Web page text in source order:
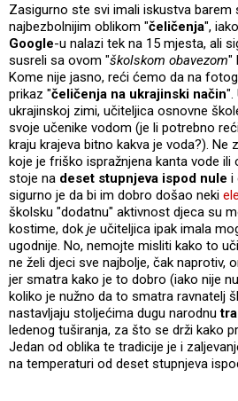
Zasigurno ste svi imali iskustva barem
najbezbolnijim oblikom "čeličenja",
Google-u nalazi tek na 15 mjesta, ali
susreli sa ovom "školskom obavezom"
Kome nije jasno, reći ćemo da na
prikaz "čeličenja na ukrajinski način".
ukrajinskoj zimi, učiteljica osnovne
svoje učenike vodom (je li potrebno
kraju krajeva bitno kakva je voda?). Ne
koje je friško ispražnjena kanta vode
stoje na deset stupnjeva ispod nule i
sigurno je da bi im dobro došao neki
školsku "dodatnu" aktivnost djeca su
kostime, dok je učiteljica ipak imala
ugodnije. No, nemojte misliti kako to
ne želi djeci sve najbolje, čak naprotiv,
jer smatra kako je to dobro (iako nije
koliko je nužno da to smatra ravnatelj
nastavljaju stoljećima dugu narodnu
ledenog tuširanja, za što se drži kako
Jedan od oblika te tradicije je i
na temperaturi od deset stupnjeva